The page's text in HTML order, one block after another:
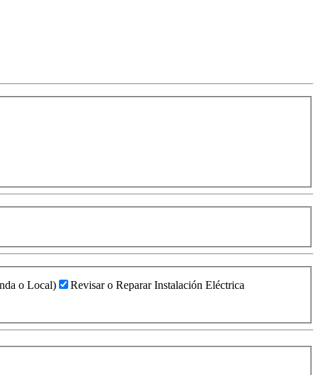
o Local) Revisar o Reparar Instalación Eléctrica